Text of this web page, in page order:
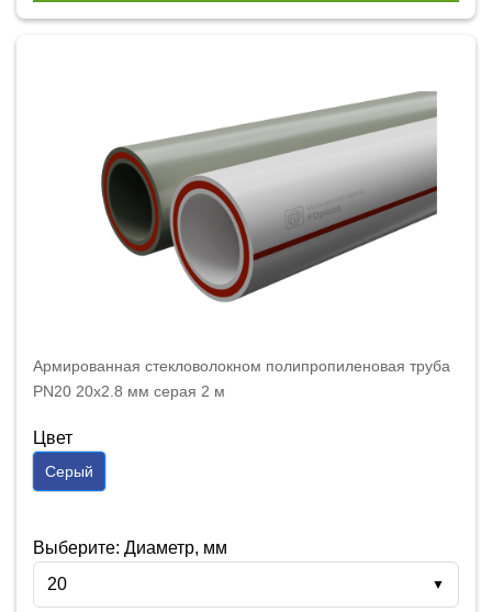
Армированная стекловолокном полипропиленовая труба
PN20 20x2.8 мм серая 2 м
Цвет
Серый
Выберите: Диаметр, мм
20
▼